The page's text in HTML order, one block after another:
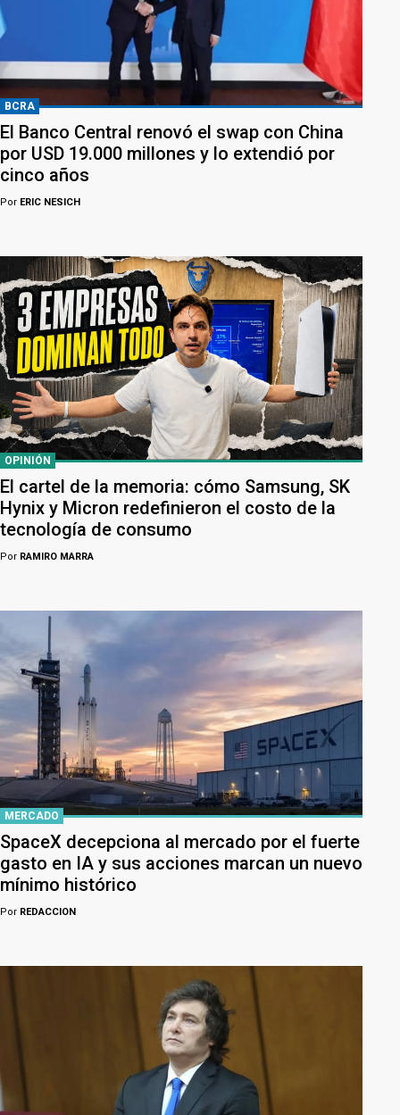
BCRA
El Banco Central renovó el swap con China
por USD 19.000 millones y lo extendió por
cinco años
Por ERIC NESICH
OPINIÓN
El cartel de la memoria: cómo Samsung, SK
Hynix y Micron redefinieron el costo de la
tecnología de consumo
Por RAMIRO MARRA
MERCADO
SpaceX decepciona al mercado por el fuerte
gasto en IA y sus acciones marcan un nuevo
mínimo histórico
Por REDACCION